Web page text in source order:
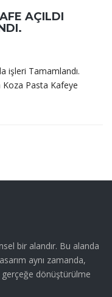
AÇILDI
işleri Tamamlandı.
Koza Pasta Kafeye
bir alandır. Bu alanda
aynı zamanda,
dönüştürülme